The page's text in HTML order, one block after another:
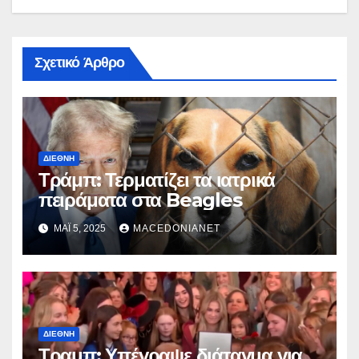
Σχετικό Άρθρο
ΔΙΕΘΝΉ
Τράμπ: Τερματίζει τα ιατρικά
πειράματα στα Beagles
ΜΆΙ 5, 2025 MACEDONIANET
ΔΙΕΘΝΉ